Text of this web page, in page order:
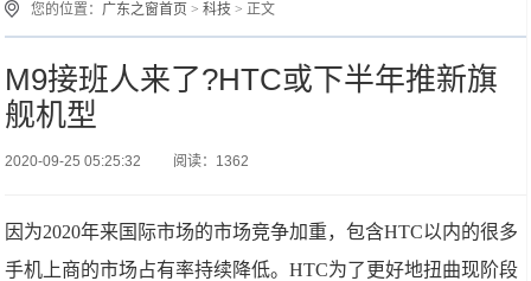
您的位置： 广东之窗首页 >科技 > 正文
M9接班人来了?HTC或下半年推新旗
舰机型
2020-09-25 05:25:32 阅读：1362
因为2020年来国际市场的市场竞争加重，包含HTC以内的很多
手机上商的市场占有率持续降低。HTC为了更好地扭曲现阶段